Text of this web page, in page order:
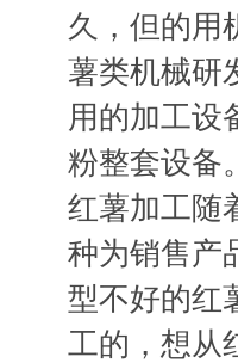
久，但的用
薯类机械研
用的加工设
粉整套设备
红薯加工随
种为销售产
型不好的红
工的，想从